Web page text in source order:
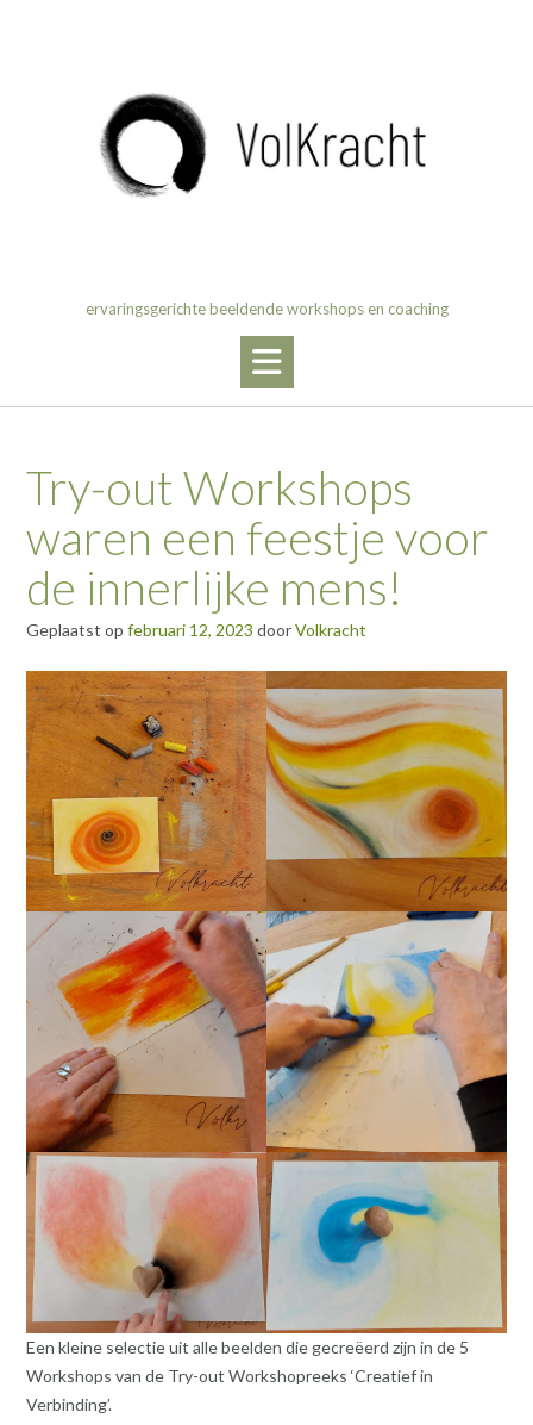
ervaringsgerichte beeldende workshops en coaching
Try-out Workshops
waren een feestje voor
de innerlijke mens!
Geplaatst op februari 12, 2023 doorVolkracht
Een kleine selectie uit alle beelden die gecreëerd zijn in de 5
Workshops van de Try-out Workshopreeks ‘Creatief in
Verbinding’.